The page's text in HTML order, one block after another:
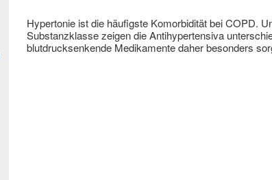
Hypertonie ist die häufigste Komorbidität bei COPD.
Substanzklasse zeigen die Antihypertensiva
blutdrucksenkende Medikamente daher besonders